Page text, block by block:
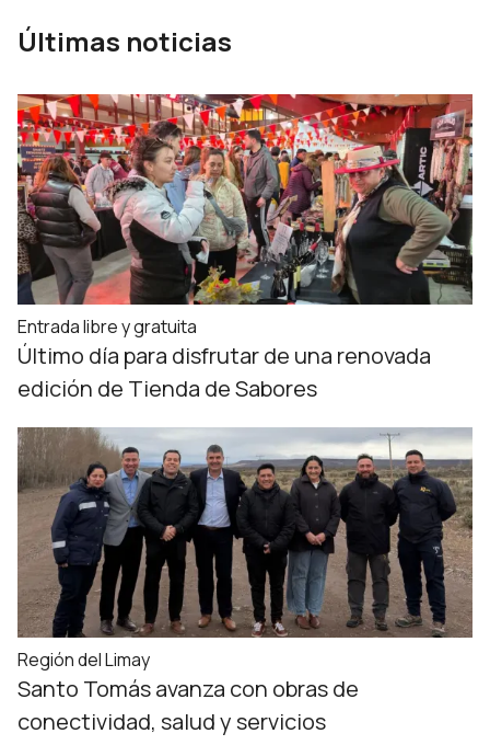
Últimas noticias
Entrada libre y gratuita
Último día para disfrutar de una renovada
edición de Tienda de Sabores
Región del Limay
Santo Tomás avanza con obras de
conectividad, salud y servicios